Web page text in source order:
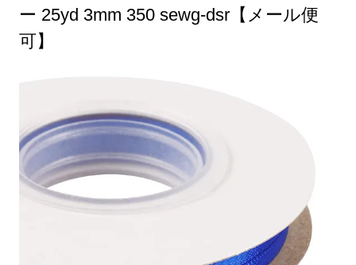
ー 25yd 3mm 350 sewg-dsr【メール便
可】